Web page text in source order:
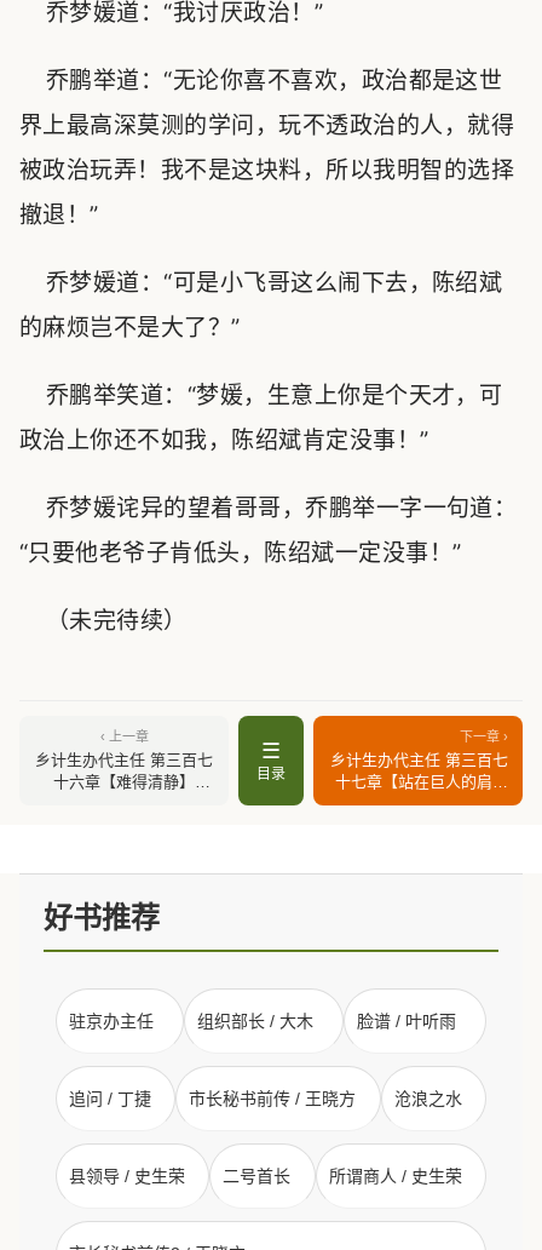
乔梦媛道：“我讨厌政治！”
乔鹏举道：“无论你喜不喜欢，政治都是这世
界上最高深莫测的学问，玩不透政治的人，就得
被政治玩弄！我不是这块料，所以我明智的选择
撤退！”
乔梦媛道：“可是小飞哥这么闹下去，陈绍斌
的麻烦岂不是大了？”
乔鹏举笑道：“梦媛，生意上你是个天才，可
政治上你还不如我，陈绍斌肯定没事！”
乔梦媛诧异的望着哥哥，乔鹏举一字一句道：
“只要他老爷子肯低头，陈绍斌一定没事！”
（未完待续）
‹ 上一章
乡计生办代主任 第三百七
十六章【难得清静】
☰
目录
下一章 ›
乡计生办代主任 第三百七
十七章【站在巨人的肩膀
上】（上）
好书推荐
驻京办主任 组织部长 / 大木 脸谱 / 叶听雨
追问 / 丁捷 市长秘书前传 / 王晓方 沧浪之水
县领导 / 史生荣 二号首长 所谓商人 / 史生荣